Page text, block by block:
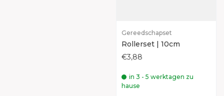
Gereedschapset
Rollerset | 10cm
€3,88
in 3 - 5 werktagen zu
hause